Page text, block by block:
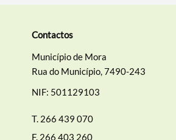
Contactos
Município de Mora
Rua do Município, 7490-243
NIF: 501129103
T. 266 439 070
F. 266 403 260